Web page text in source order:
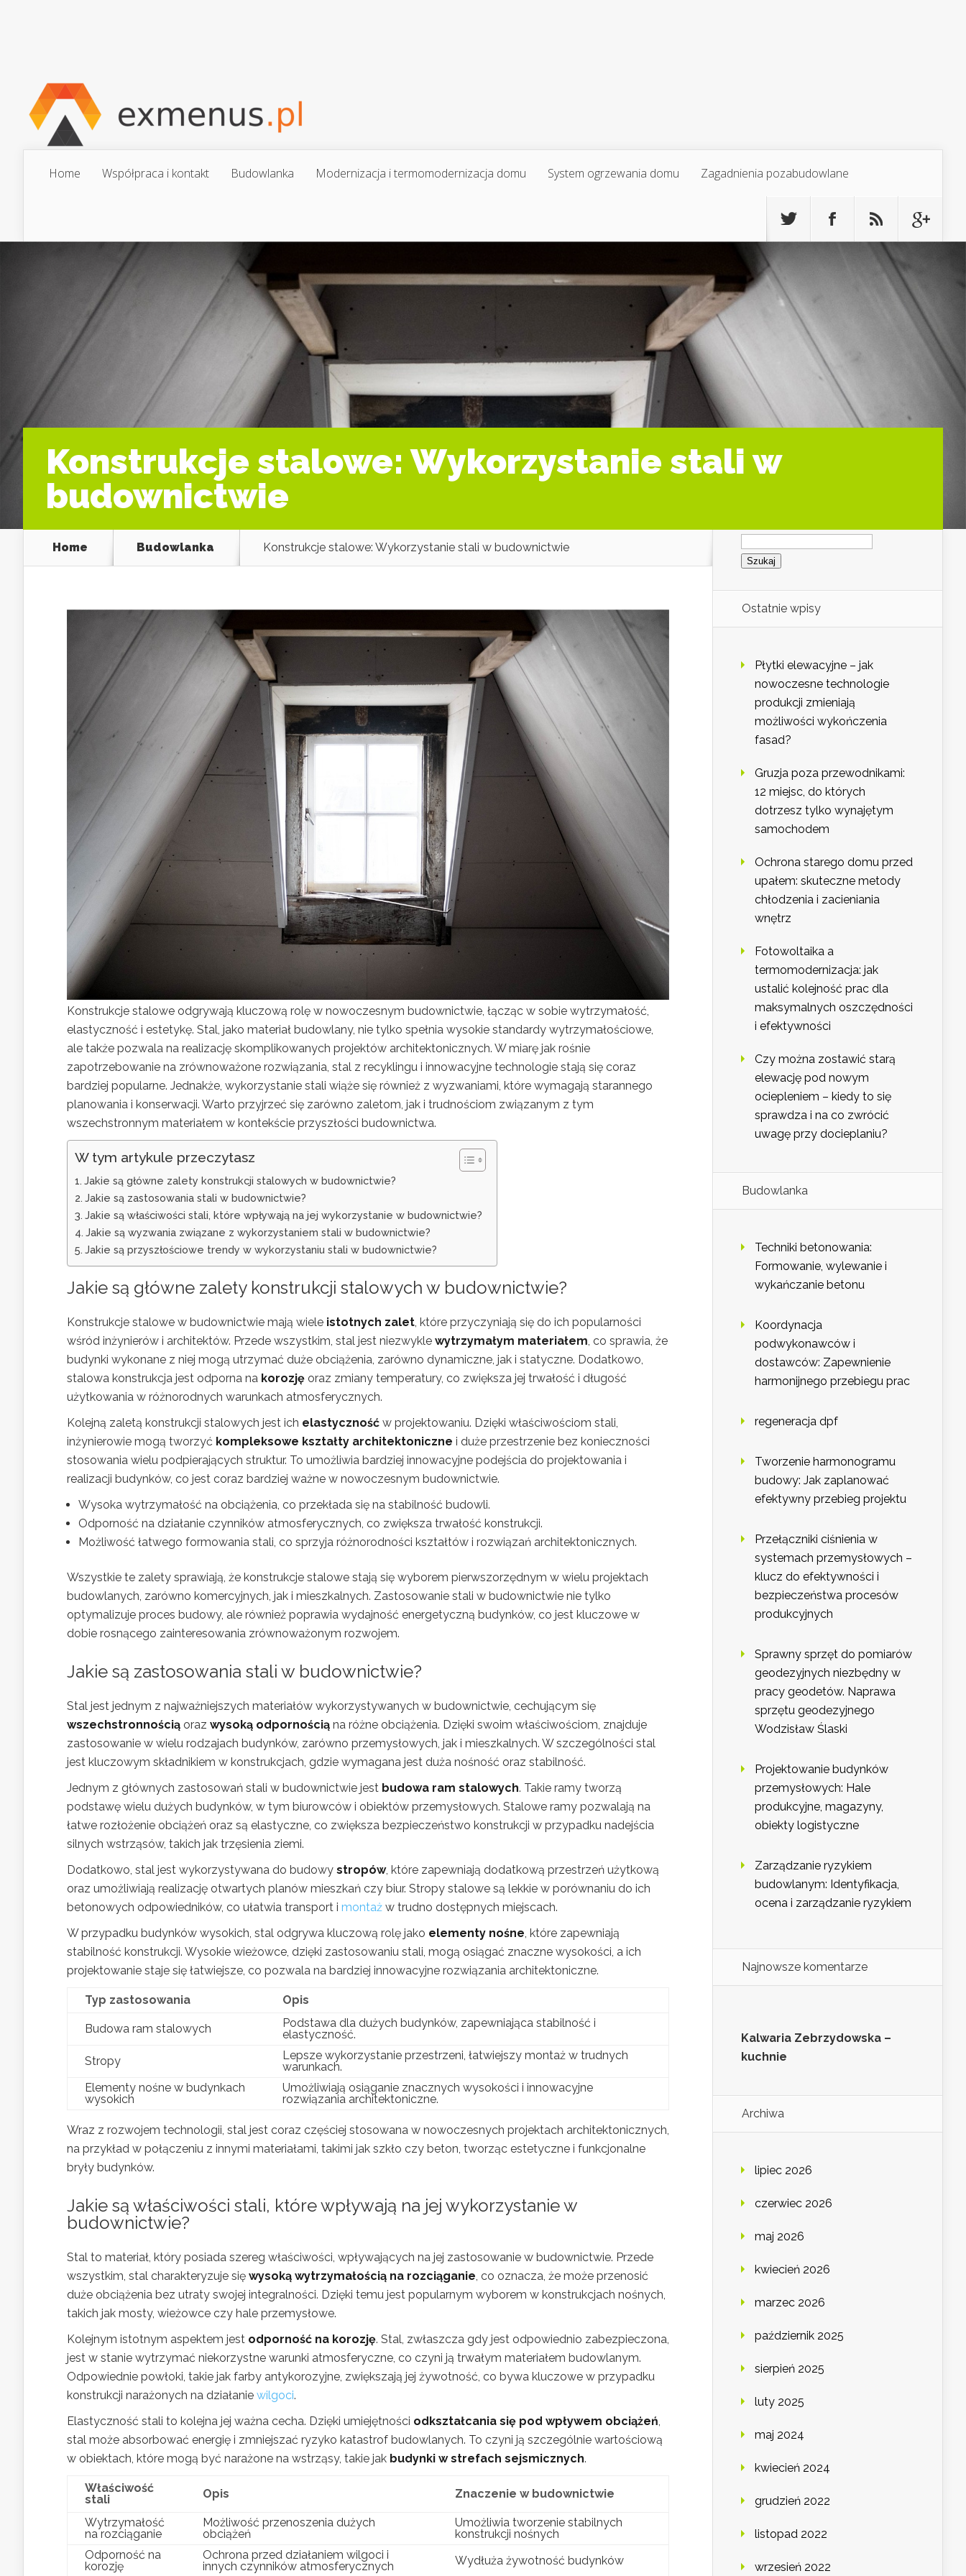
Home Współpraca i kontakt Budowlanka Modernizacja i termomodernizacja domu System ogrzewania domu Zagadnienia pozabudowlane
Konstrukcje stalowe: Wykorzystanie stali w
budownictwie
Home Budowlanka Konstrukcje stalowe: Wykorzystanie stali w budownictwie
Konstrukcje stalowe odgrywają kluczową rolę w nowoczesnym budownictwie, łącząc w sobie wytrzymałość,
elastyczność i estetykę. Stal, jako materiał budowlany, nie tylko spełnia wysokie standardy wytrzymałościowe,
ale także pozwala na realizację skomplikowanych projektów architektonicznych. W miarę jak rośnie
zapotrzebowanie na zrównoważone rozwiązania, stal z recyklingu i innowacyjne technologie stają się coraz
bardziej popularne. Jednakże, wykorzystanie stali wiąże się również z wyzwaniami, które wymagają starannego
planowania i konserwacji. Warto przyjrzeć się zarówno zaletom, jak i trudnościom związanym z tym
wszechstronnym materiałem w kontekście przyszłości budownictwa.
W tym artykule przeczytasz
Jakie są główne zalety konstrukcji stalowych w budownictwie?
Jakie są zastosowania stali w budownictwie?
Jakie są właściwości stali, które wpływają na jej wykorzystanie w budownictwie?
Jakie są wyzwania związane z wykorzystaniem stali w budownictwie?
Jakie są przyszłościowe trendy w wykorzystaniu stali w budownictwie?
Jakie są główne zalety konstrukcji stalowych w budownictwie?
Konstrukcje stalowe w budownictwie mają wiele istotnych zalet , które przyczyniają się do ich popularności
wśród inżynierów i architektów. Przede wszystkim, stal jest niezwykle wytrzymałym materiałem , co sprawia, że
budynki wykonane z niej mogą utrzymać duże obciążenia, zarówno dynamiczne, jak i statyczne. Dodatkowo,
stalowa konstrukcja jest odporna na korozję oraz zmiany temperatury, co zwiększa jej trwałość i długość
użytkowania w różnorodnych warunkach atmosferycznych.
Kolejną zaletą konstrukcji stalowych jest ich elastyczność w projektowaniu. Dzięki właściwościom stali,
inżynierowie mogą tworzyć kompleksowe kształty architektoniczne i duże przestrzenie bez konieczności
stosowania wielu podpierających struktur. To umożliwia bardziej innowacyjne podejścia do projektowania i
realizacji budynków, co jest coraz bardziej ważne w nowoczesnym budownictwie.
Wysoka wytrzymałość na obciążenia, co przekłada się na stabilność budowli.
Odporność na działanie czynników atmosferycznych, co zwiększa trwałość konstrukcji.
Możliwość łatwego formowania stali, co sprzyja różnorodności kształtów i rozwiązań architektonicznych.
Wszystkie te zalety sprawiają, że konstrukcje stalowe stają się wyborem pierwszorzędnym w wielu projektach
budowlanych, zarówno komercyjnych, jak i mieszkalnych. Zastosowanie stali w budownictwie nie tylko
optymalizuje proces budowy, ale również poprawia wydajność energetyczną budynków, co jest kluczowe w
dobie rosnącego zainteresowania zrównoważonym rozwojem.
Jakie są zastosowania stali w budownictwie?
Stal jest jednym z najważniejszych materiałów wykorzystywanych w budownictwie, cechującym się
wszechstronnością oraz wysoką odpornością na różne obciążenia. Dzięki swoim właściwościom, znajduje
zastosowanie w wielu rodzajach budynków, zarówno przemysłowych, jak i mieszkalnych. W szczególności stal
jest kluczowym składnikiem w konstrukcjach, gdzie wymagana jest duża nośność oraz stabilność.
Jednym z głównych zastosowań stali w budownictwie jest budowa ram stalowych. Takie ramy tworzą
podstawę wielu dużych budynków, w tym biurowców i obiektów przemysłowych. Stalowe ramy pozwalają na
łatwe rozłożenie obciążeń oraz są elastyczne, co zwiększa bezpieczeństwo konstrukcji w przypadku nadejścia
silnych wstrząsów, takich jak trzęsienia ziemi.
Dodatkowo, stal jest wykorzystywana do budowy stropów, które zapewniają dodatkową przestrzeń użytkową
oraz umożliwiają realizację otwartych planów mieszkań czy biur. Stropy stalowe są lekkie w porównaniu do ich
betonowych odpowiedników, co ułatwia transport i montaż w trudno dostępnych miejscach.
W przypadku budynków wysokich, stal odgrywa kluczową rolę jako elementy nośne , które zapewniają
stabilność konstrukcji. Wysokie wieżowce, dzięki zastosowaniu stali, mogą osiągać znaczne wysokości, a ich
projektowanie staje się łatwiejsze, co pozwala na bardziej innowacyjne rozwiązania architektoniczne.
Typ zastosowania Opis
Budowa ram stalowych
Podstawa dla dużych budynków, zapewniająca stabilność i
elastyczność.
Stropy
Lepsze wykorzystanie przestrzeni, łatwiejszy montaż w trudnych
warunkach.
Elementy nośne w budynkach
wysokich
Umożliwiają osiąganie znacznych wysokości i innowacyjne
rozwiązania architektoniczne.
Wraz z rozwojem technologii, stal jest coraz częściej stosowana w nowoczesnych projektach architektonicznych,
na przykład w połączeniu z innymi materiałami, takimi jak szkło czy beton, tworząc estetyczne i funkcjonalne
bryły budynków.
Jakie są właściwości stali, które wpływają na jej wykorzystanie w
budownictwie?
Stal to materiał, który posiada szereg właściwości, wpływających na jej zastosowanie w budownictwie. Przede
wszystkim, stal charakteryzuje się wysoką wytrzymałością na rozciąganie , co oznacza, że może przenosić
duże obciążenia bez utraty swojej integralności. Dzięki temu jest popularnym wyborem w konstrukcjach nośnych,
takich jak mosty, wieżowce czy hale przemysłowe.
Kolejnym istotnym aspektem jest odporność na korozję. Stal, zwłaszcza gdy jest odpowiednio zabezpieczona,
jest w stanie wytrzymać niekorzystne warunki atmosferyczne, co czyni ją trwałym materiałem budowlanym.
Odpowiednie powłoki, takie jak farby antykorozyjne, zwiększają jej żywotność, co bywa kluczowe w przypadku
konstrukcji narażonych na działanie wilgoci.
Elastyczność stali to kolejna jej ważna cecha. Dzięki umiejętności odkształcania się pod wpływem obciążeń
stal może absorbować energię i zmniejszać ryzyko katastrof budowlanych. To czyni ją szczególnie wartościową
w obiektach, które mogą być narażone na wstrząsy, takie jak budynki w strefach sejsmicznych.
Właściwość
stali
Opis Znaczenie w budownictwie
Wytrzymałość
na rozciąganie
Możliwość przenoszenia dużych
obciążeń
Umożliwia tworzenie stabilnych
konstrukcji nośnych
Odporność na
korozję
Ochrona przed działaniem wilgoci i
innych czynników atmosferycznych
Wydłuża żywotność budynków
Szukaj:
Ostatnie wpisy
Płytki elewacyjne – jak
nowoczesne technologie
produkcji zmieniają
możliwości wykończenia
fasad?
Gruzja poza przewodnikami:
12 miejsc, do których
dotrzesz tylko wynajętym
samochodem
Ochrona starego domu przed
upałem: skuteczne metody
chłodzenia i zacieniania
wnętrz
Fotowoltaika a
termomodernizacja: jak
ustalić kolejność prac dla
maksymalnych oszczędności
i efektywności
Czy można zostawić starą
elewację pod nowym
ociepleniem – kiedy to się
sprawdza i na co zwrócić
uwagę przy docieplaniu?
Budowlanka
Techniki betonowania:
Formowanie, wylewanie i
wykańczanie betonu
Koordynacja
podwykonawców i
dostawców: Zapewnienie
harmonijnego przebiegu prac
regeneracja dpf
Tworzenie harmonogramu
budowy: Jak zaplanować
efektywny przebieg projektu
Przełączniki ciśnienia w
systemach przemysłowych –
klucz do efektywności i
bezpieczeństwa procesów
produkcyjnych
Sprawny sprzęt do pomiarów
geodezyjnych niezbędny w
pracy geodetów. Naprawa
sprzętu geodezyjnego
Wodzisław Ślaski
Projektowanie budynków
przemysłowych: Hale
produkcyjne, magazyny,
obiekty logistyczne
Zarządzanie ryzykiem
budowlanym: Identyfikacja,
ocena i zarządzanie ryzykiem
Najnowsze komentarze
Kalwaria Zebrzydowska –
kuchnie
Archiwa
lipiec 2026
czerwiec 2026
maj 2026
kwiecień 2026
marzec 2026
październik 2025
sierpień 2025
luty 2025
maj 2024
kwiecień 2024
grudzień 2022
listopad 2022
wrzesień 2022